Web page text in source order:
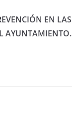
EN LAS
AYUNTAMIENTO.